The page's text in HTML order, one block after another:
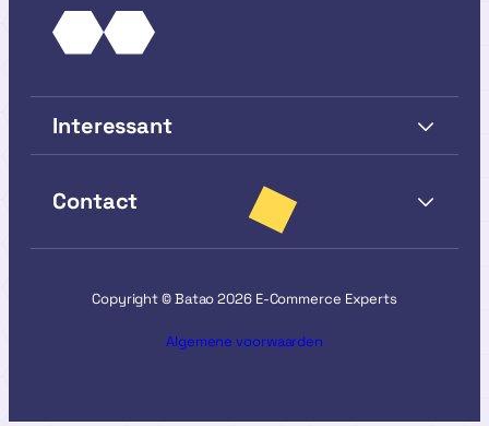
Interessant
Contact
Copyright © Batao 2026 E-Commerce Experts
Algemene voorwaarden